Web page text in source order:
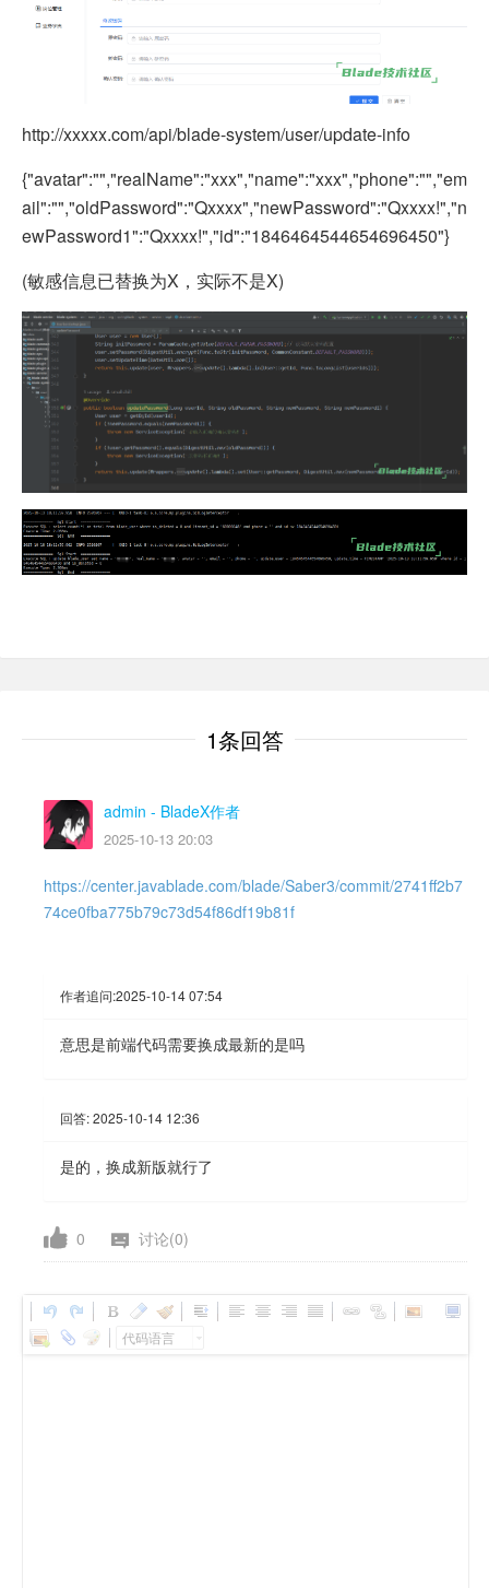
http://xxxxx.com/api/blade-system/user/update-info
{"avatar":"","realName":"xxx","name":"xxx","phone":"","em
ail":"","oldPassword":"Qxxxx","newPassword":"Qxxxx!","n
ewPassword1":"Qxxxx!","id":"1846464544654696450"}
(敏感信息已替换为X，实际不是X)
1条回答
admin - BladeX作者
2025-10-13 20:03
https://center.javablade.com/blade/Saber3/commit/2741ff2b7
74ce0fba775b79c73d54f86df19b81f
作者追问:2025-10-14 07:54
意思是前端代码需要换成最新的是吗
回答:2025-10-14 12:36
是的，换成新版就行了
0 讨论(0)
代码语言